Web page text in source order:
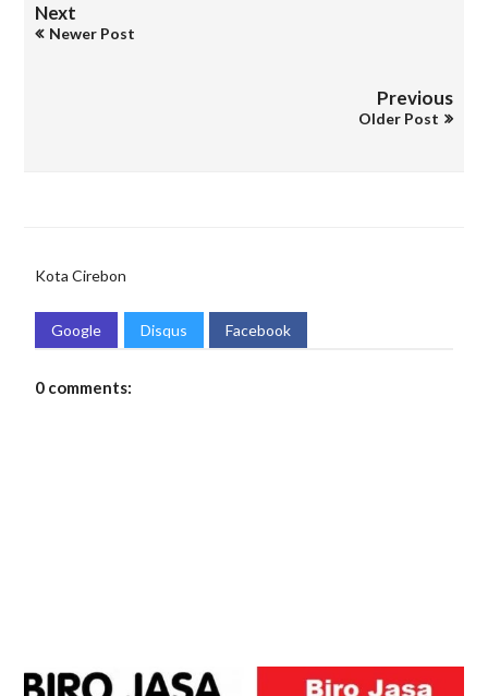
Next
Newer Post
Previous
Older Post
Kota Cirebon
Google Disqus Facebook
0 comments: